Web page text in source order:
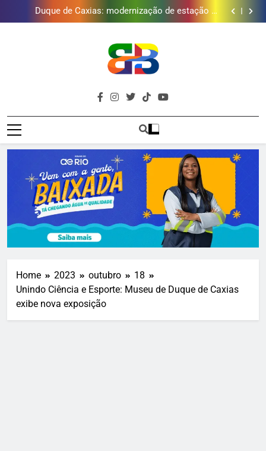
tratamento reforça abastecimento de água
Guanabara tem diversas opções de vinhos para
presentear o seu pai. Descubra como escolher o que
Gastro Samba reúne Nosso Sentimento e Gustavo
Golfe e fortalece projeto que atende 140 crianças
Duque de Caxias: modernização de estação de
tratamento reforça abastecimento de água
Guanabara tem diversas opções de vinhos para
presentear o seu pai. Descubra como escolher o que
mais combina com ele
Gastro Samba reúne Nosso Sentimento e Gustavo
Lins em Nova Iguaçu neste fim de semana
Brava
Baixada
Baixada Fluminense Em Destaque!
Home 2023 outubro
18
Unindo Ciência e Esporte: Museu de Duque de Caxias
exibe nova exposição